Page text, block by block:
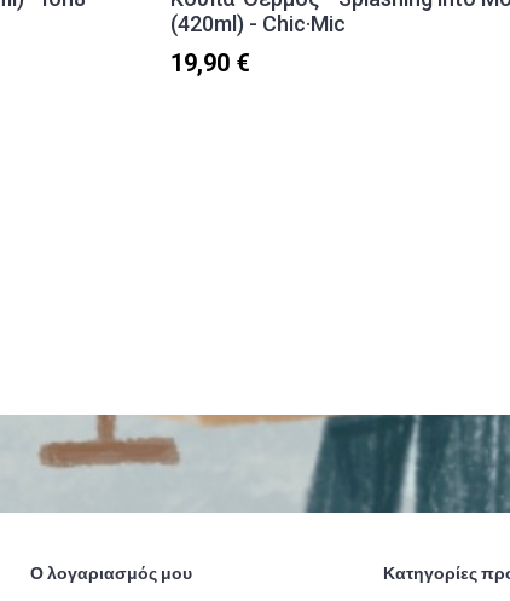
(420ml) - Chic·Mic
19,90 €
Ο λογαριασμός μου Κατηγορίες